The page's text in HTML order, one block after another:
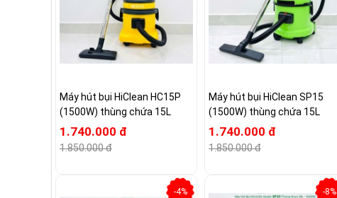
Máy hút bụi HiClean HC15P
(1500W) thùng chứa 15L
1.740.000 đ
1.850.000 đ
Máy hút bụi HiClean SP15
(1500W) thùng chứa 15L
1.740.000 đ
1.850.000 đ
-4% -8%